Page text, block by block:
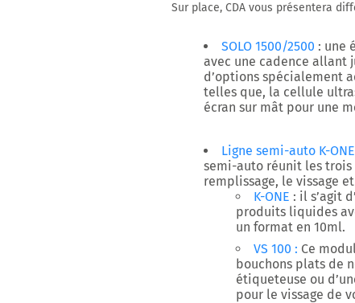
Sur place, CDA vous présentera
SOLO 1500/2500 : une
avec une cadence allant
d’options spécialement
telles que, la cellule
écran sur mât pour une
Ligne semi-auto K-
semi-auto réunit les trois
remplissage, le vissage
K-ONE : il s’agit
produits liquides
un format en 10ml.
VS 100 : Ce
bouchons plats de
étiqueteuse ou
pour le vissage de